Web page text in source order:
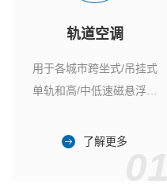
轨道空调
用于各城市跨坐式/吊挂式
单轨和高/中低速磁悬浮列
了解更多